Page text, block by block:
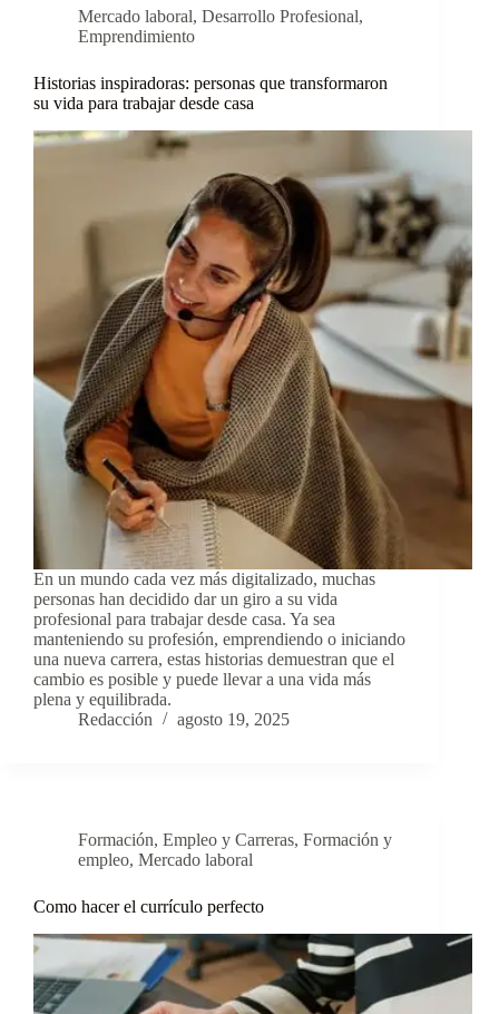
Mercado laboral, Desarrollo Profesional,
Emprendimiento
Historias inspiradoras: personas que transformaron
su vida para trabajar desde casa
En un mundo cada vez más digitalizado, muchas
personas han decidido dar un giro a su vida
profesional para trabajar desde casa. Ya sea
manteniendo su profesión, emprendiendo o iniciando
una nueva carrera, estas historias demuestran que el
cambio es posible y puede llevar a una vida más
plena y equilibrada.
Redacción
agosto 19, 2025
Formación, Empleo y Carreras, Formación y
empleo, Mercado laboral
Como hacer el currículo perfecto